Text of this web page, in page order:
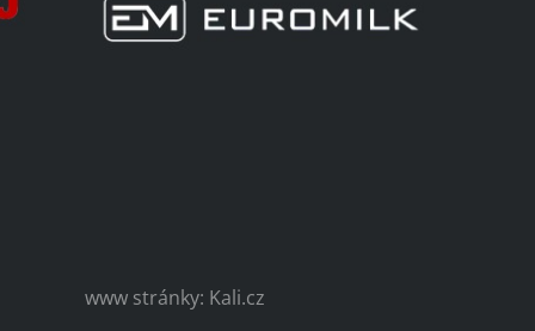
www stránky: Kali.cz